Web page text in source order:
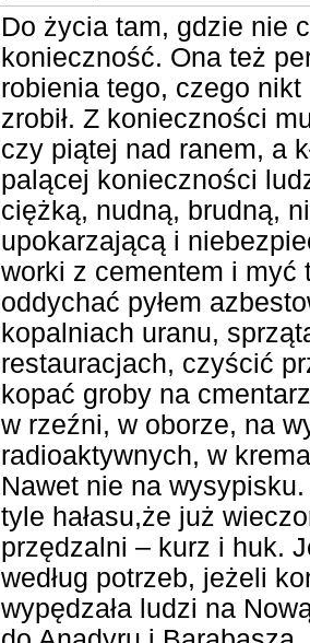
Do życia tam, gdzie nie
konieczność. Ona też
robienia tego, czego nikt
zrobił. Z konieczności
czy piątej nad ranem, a
palącej konieczności
ciężką, nudną, brudną,
upokarzającą i
worki z cementem i myć
oddychać pyłem
kopalniach uranu,
restauracjach, czyścić
kopać groby na
w rzeźni, w oborze, na
radioaktywnych, w
Nawet nie na
tyle hałasu,że już
przędzalni – kurz i huk.
według potrzeb, jeżeli
wypędzała ludzi na